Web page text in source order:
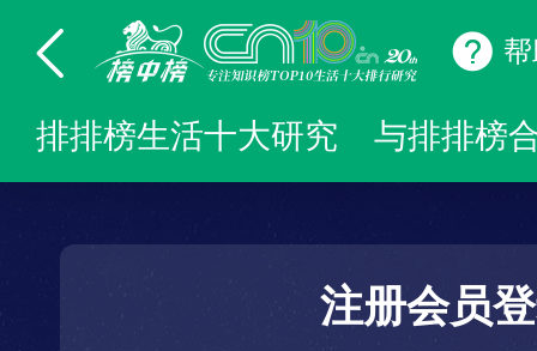
排排榜生活十大研究 与排排榜
注册会员